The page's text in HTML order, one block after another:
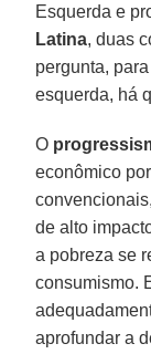
Esquerda e
Latina, duas
pergunta,
esquerda, há
O
econômico
de alto
a pobreza se
consumismo.
aprofundar a